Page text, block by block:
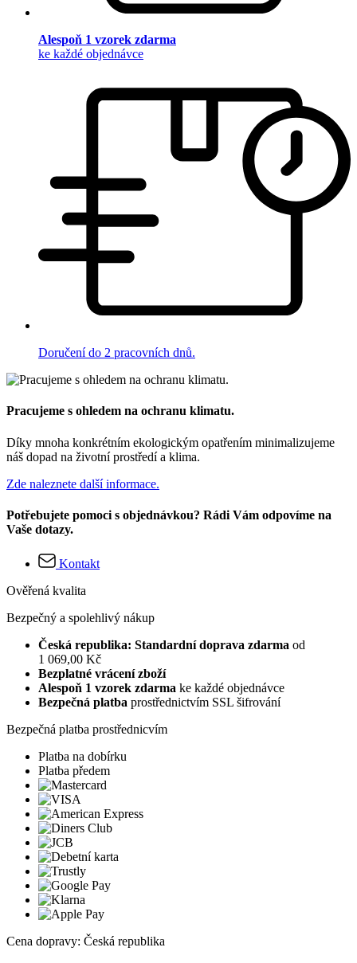
Alespoň 1 vzorek zdarma
ke každé objednávce
Doručení do 2 pracovních dnů.
Pracujeme s ohledem na ochranu klimatu.
Díky mnoha konkrétním ekologickým opatřením minimalizujeme
náš dopad na životní prostředí a klima.
Zde naleznete další informace.
Potřebujete pomoci s objednávkou? Rádi Vám odpovíme na
Vaše dotazy.
Kontakt
Ověřená kvalita
Bezpečný a spolehlivý nákup
Česká republika: Standardní doprava zdarma od
1 069,00 Kč
Bezplatné vrácení zboží
Alespoň 1 vzorek zdarma ke každé objednávce
Bezpečná platba prostřednictvím SSL šifrování
Bezpečná platba prostřednicvím
Platba na dobírku
Platba předem
Cena dopravy: Česká republika